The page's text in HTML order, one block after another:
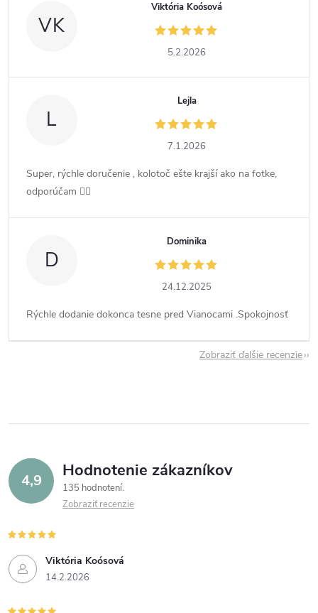
VK
Viktória Koósová
5.2.2026
L
Lejla
7.1.2026
Super, rýchle doručenie , kolotoč ešte krajší ako na fotke,
odporúčam 👍🏻
D
Dominika
24.12.2025
Rýchle dodanie dokonca tesne pred Vianocami .Spokojnosť
Zobraziť ďalšie recenzie
4,9 Hodnotenie zákazníkov
135 hodnotení
Zobraziť recenzie
Viktória Koósová
14.2.2026